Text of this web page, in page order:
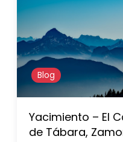
Blog
Yacimiento – El
de Tábara,